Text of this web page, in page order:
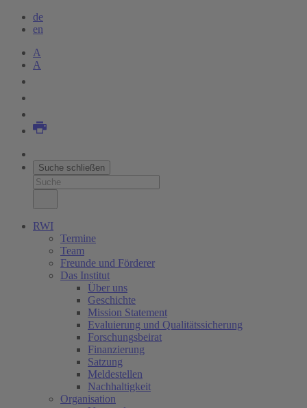
de
en
A
A
Suche schließen
RWI
Termine
Team
Freunde und Förderer
Das Institut
Über uns
Geschichte
Mission Statement
Evaluierung und Qualitätssicherung
Forschungsbeirat
Finanzierung
Satzung
Meldestellen
Nachhaltigkeit
Organisation